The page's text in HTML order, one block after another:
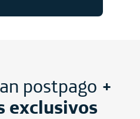
postpago +
exclusivos